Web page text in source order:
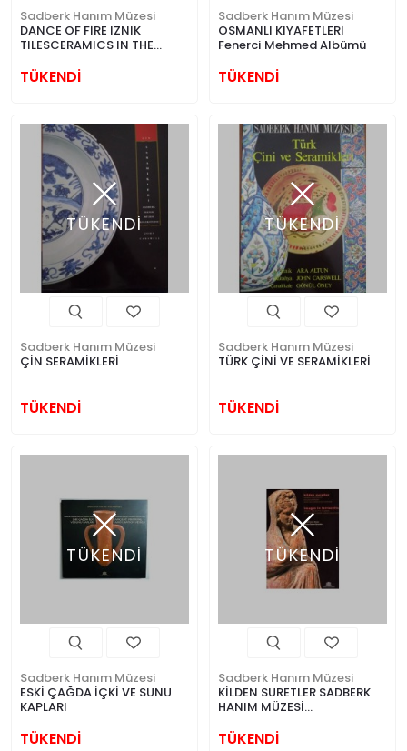
Sadberk Hanım Müzesi
DANCE OF FİRE IZNIK
TILESCERAMICS IN THE
TÜKENDİ
Sadberk Hanım Müzesi
OSMANLI KIYAFETLERİ
Fenerci Mehmed Albümü
TÜKENDİ
TÜKENDİ
Sadberk Hanım Müzesi
ÇİN SERAMİKLERİ
TÜKENDİ
TÜKENDİ
Sadberk Hanım Müzesi
TÜRK ÇİNİ VE SERAMİKLERİ
TÜKENDİ
TÜKENDİ
Sadberk Hanım Müzesi
ESKİ ÇAĞDA İÇKİ VE SUNU
KAPLARI
TÜKENDİ
TÜKENDİ
Sadberk Hanım Müzesi
KİLDEN SURETLER SADBERK
HANIM MÜZESİ
ÇAĞ TERRAKOTTA
TÜKENDİ